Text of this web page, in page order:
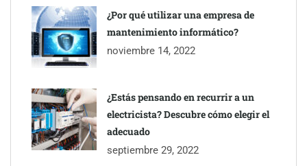
¿Por qué utilizar una empresa de
mantenimiento informático?
noviembre 14, 2022
¿Estás pensando en recurrir a un
electricista? Descubre cómo elegir el
adecuado
septiembre 29, 2022